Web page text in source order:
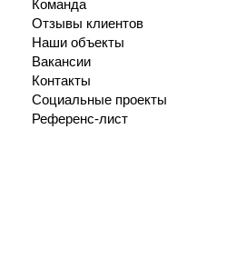
Команда
Отзывы клиентов
Наши объекты
Вакансии
Контакты
Социальные проекты
Референс-лист